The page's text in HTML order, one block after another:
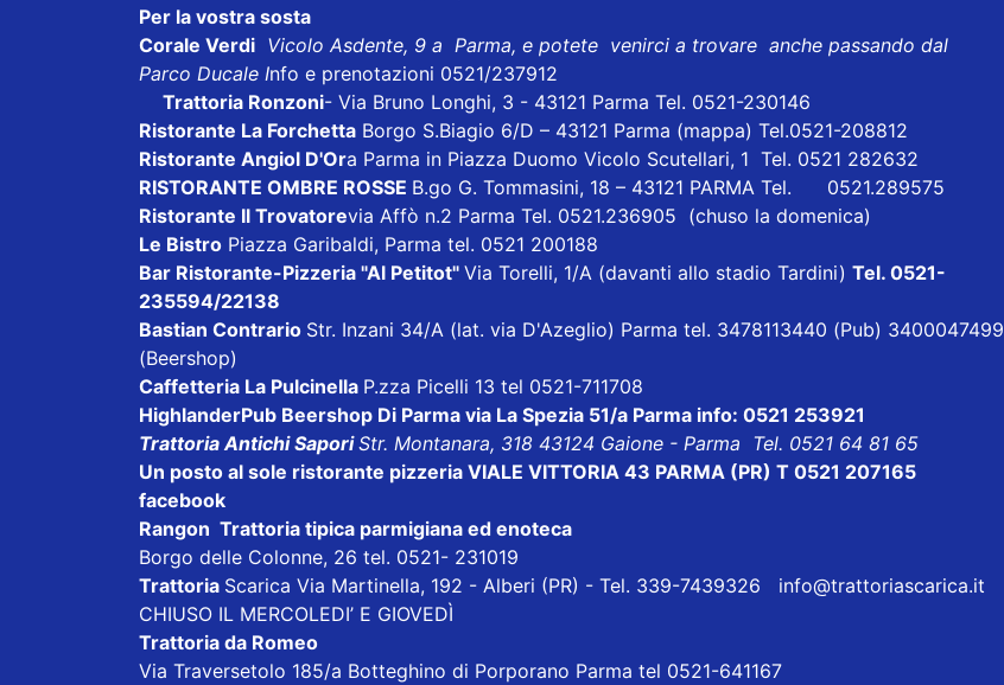
Per la vostra sosta
Corale Verdi Vicolo Asdente, 9 a Parma, e potete venirci a trovare anche passando dal
Parco Ducale Info e prenotazioni 0521/237912
Trattoria Ronzoni- Via Bruno Longhi, 3 - 43121 Parma Tel. 0521-230146
Ristorante La Forchetta Borgo S.Biagio 6/D – 43121 Parma (mappa) Tel.0521-208812
Ristorante Angiol D'Ora Parma in Piazza Duomo Vicolo Scutellari, 1 Tel. 0521 282632
RISTORANTE OMBRE ROSSE B.go G. Tommasini, 18 – 43121 PARMA Tel. 0521.289575
Ristorante Il Trovatorevia Affò n.2 Parma Tel. 0521.236905 (chuso la domenica)
Le Bistro Piazza Garibaldi, Parma tel. 0521 200188
Bar Ristorante-Pizzeria "Al Petitot" Via Torelli, 1/A (davanti allo stadio Tardini) Tel. 0521-
235594/22138
Bastian Contrario Str. Inzani 34/A (lat. via D'Azeglio) Parma tel. 3478113440 (Pub) 3400047499
(Beershop)
Caffetteria La Pulcinella P.zza Picelli 13 tel 0521-711708
HighlanderPub Beershop Di Parma via La Spezia 51/a Parma info: 0521 253921
Trattoria Antichi SaporiStr. Montanara, 318 43124 Gaione - Parma Tel. 0521 64 81 65
Un posto al sole ristorante pizzeria VIALE VITTORIA 43 PARMA (PR) T 0521 207165
facebook
Rangon Trattoria tipica parmigiana ed enoteca
Borgo delle Colonne, 26 tel. 0521- 231019
Trattoria Scarica Via Martinella, 192 - Alberi (PR) - Tel. 339-7439326 info@trattoriascarica.it
CHIUSO IL MERCOLEDI’ E GIOVEDÌ
Trattoria da Romeo
Via Traversetolo 185/a Botteghino di Porporano Parma tel 0521-641167